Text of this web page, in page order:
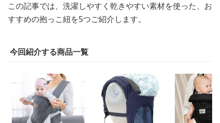
この記事では、洗濯しやすく乾きやすい素材を使った、お
すすめの抱っこ紐を5つご紹介します。
今回紹介する商品一覧